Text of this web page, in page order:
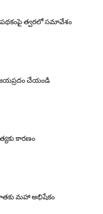
పథకంపై త్వరలో సమావేశం
చేయండి
కారణం
మహా అభిషేకం